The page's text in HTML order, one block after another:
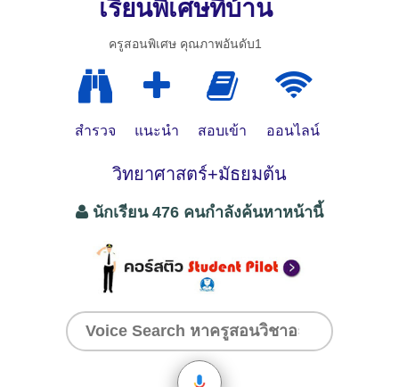
เรียนพิเศษที่บ้าน
ครูสอนพิเศษ คุณภาพอันดับ1
สำรวจ แนะนำ สอบเข้า ออนไลน์
วิทยาศาสตร์+มัธยมต้น
นักเรียน 476 คนกำลังค้นหาหน้านี้